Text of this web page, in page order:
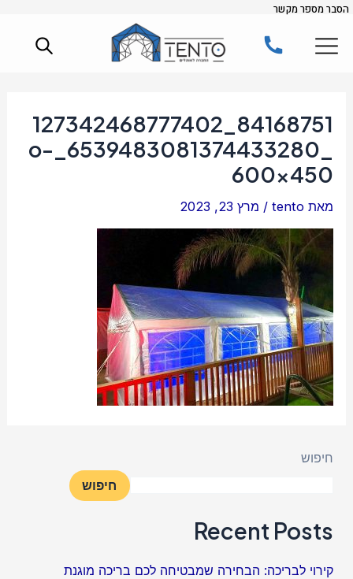
דילוג
לתוכן
הסבר מספר מקשר
84168751_127342468777402
_6539483081374433280_o-
600×450
מאתtento
/ מרץ 23, 2023
חיפוש
חיפוש
Recent Posts
קירוי לבריכה: הבחירה שמבטיחה לכם בריכה מוגנת